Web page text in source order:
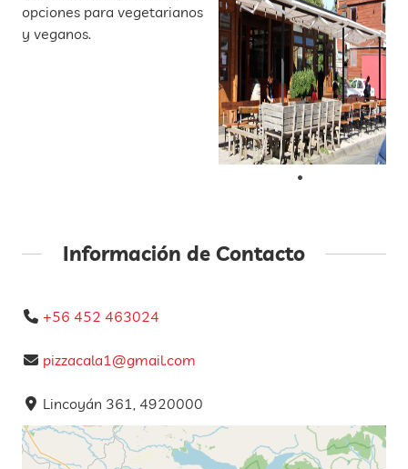
opciones para vegetarianos
y veganos.
Información de Contacto
+56 452 463024
pizzacala1@gmail.com
Lincoyán 361, 4920000